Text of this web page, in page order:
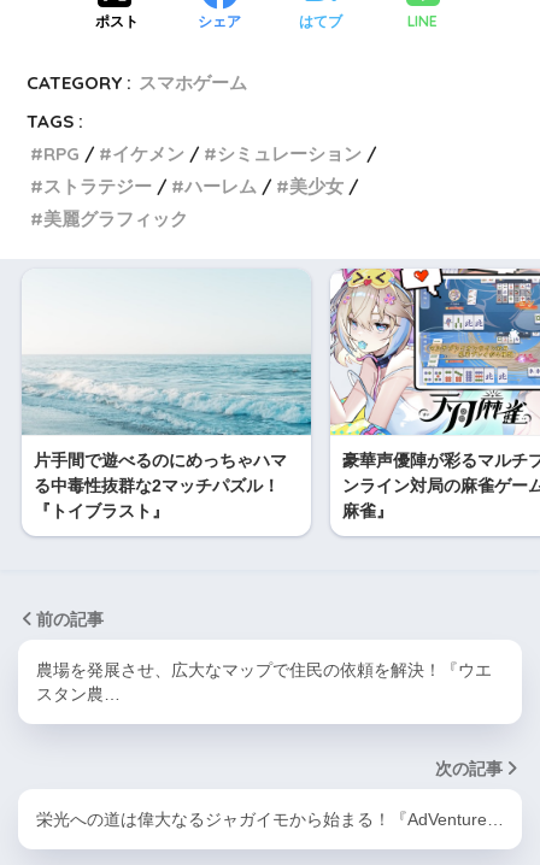
ポスト シェア はてブ LINE
CATEGORY : スマホゲーム
TAGS :
RPG
イケメン
シミュレーション
ストラテジー
ハーレム
美少女
美麗グラフィック
片手間で遊べるのにめっちゃハマ
る中毒性抜群な2マッチパズル！
『トイブラスト』
豪華声優陣が彩るマルチ
ンライン対局の麻雀ゲー
麻雀』
前の記事
農場を発展させ、広大なマップで住民の依頼を解決！『ウエ
スタン農…
次の記事
栄光への道は偉大なるジャガイモから始まる！『AdVenture…